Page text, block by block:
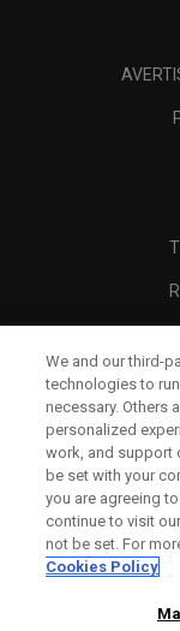
We and our third-
technologies to
necessary. Others
personalized
work, and support
be set with your
you are agreeing
continue to visit
not be set. For
Cookies Policy